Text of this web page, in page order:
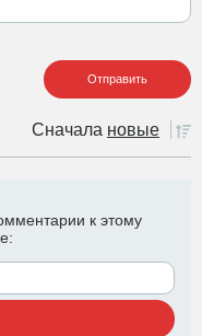
Сначала новые
к этому